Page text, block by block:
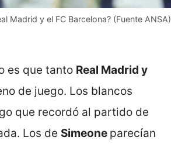
Madrid y el FC Barcelona? (Fuente ANSA)
es que tanto Real Madrid y
de juego. Los blancos
que recordó al partido de
Los de Simeone parecían